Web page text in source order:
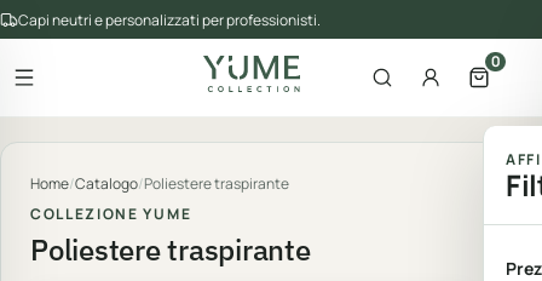
Capi neutri e personalizzati per professionisti.
Apri il menu
del catalogo
Apri la ricerca
AccountApri il
0
Home/Catalogo/Poliestere traspirante
COLLEZIONE YUME
Poliestere traspirante